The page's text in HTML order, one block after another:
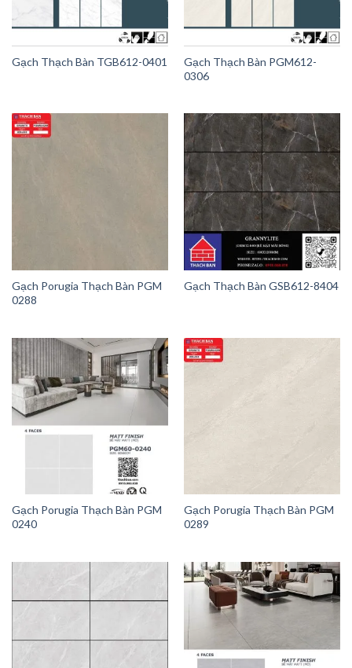
Gạch Thạch Bàn TGB612-0401
Gạch Thạch Bàn PGM612-
0306
Gạch Porugia Thạch Bàn PGM
0288
Gạch Thạch Bàn GSB612-8404
Gạch Porugia Thạch Bàn PGM
0240
Gạch Porugia Thạch Bàn PGM
0289